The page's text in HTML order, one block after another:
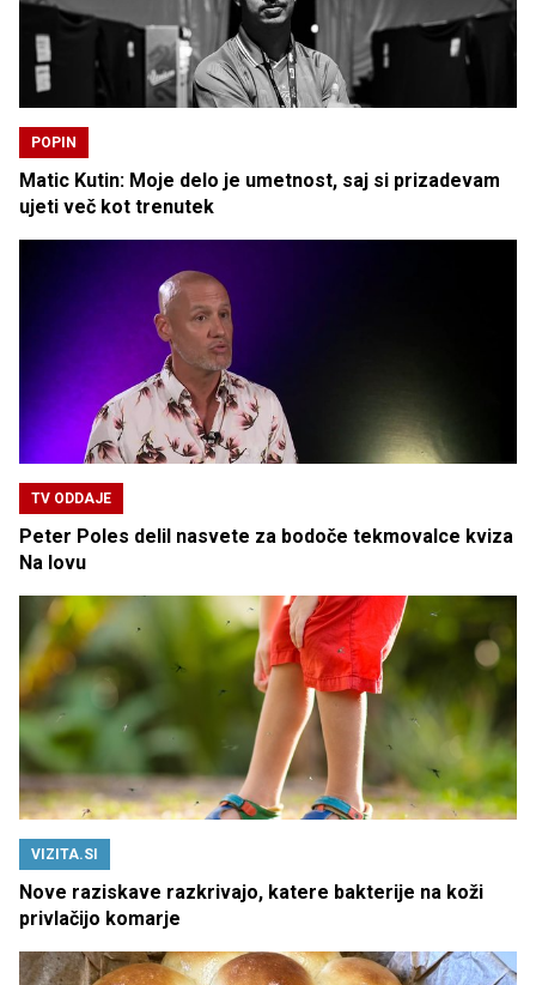
POPIN
Matic Kutin: Moje delo je umetnost, saj si prizadevam
ujeti več kot trenutek
TV ODDAJE
Peter Poles delil nasvete za bodoče tekmovalce kviza
Na lovu
VIZITA.SI
Nove raziskave razkrivajo, katere bakterije na koži
privlačijo komarje